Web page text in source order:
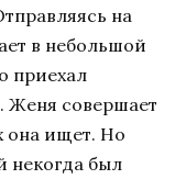
на
в небольшой
приехал
Женя совершает
она ищет. Но
некогда был